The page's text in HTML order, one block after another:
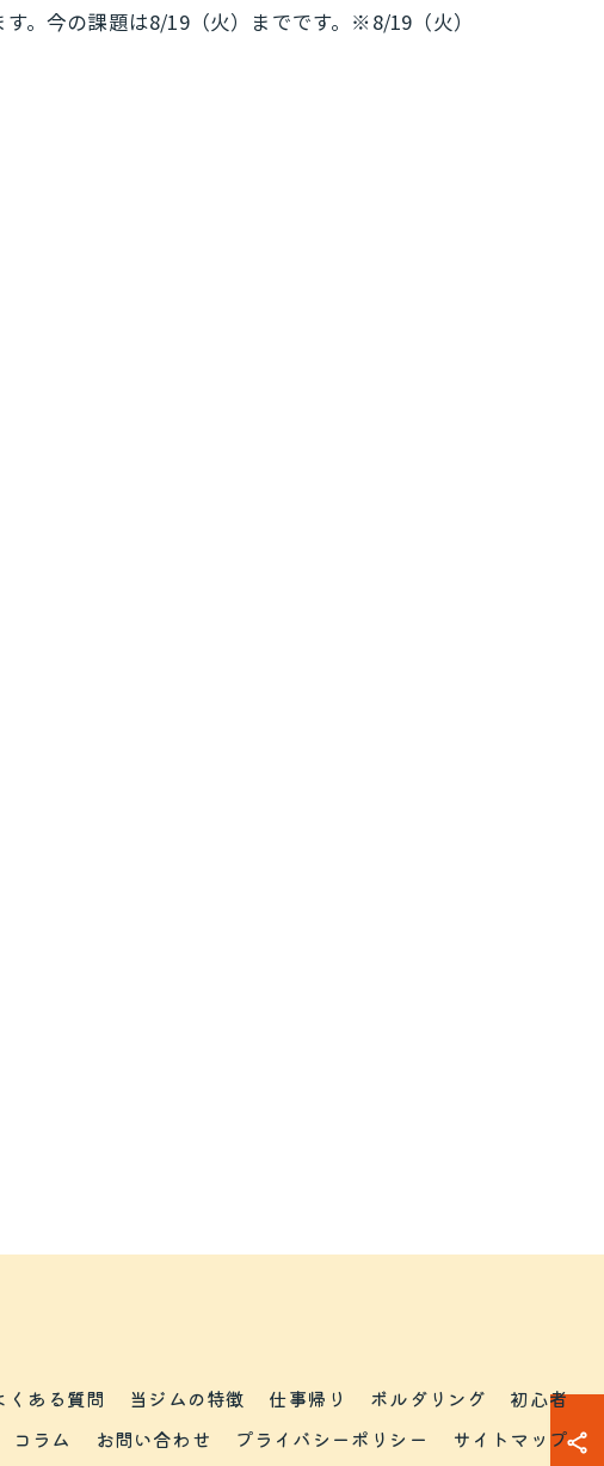
。今の課題は8/19（火）までです。※8/19（火）
くある質問 当ジムの特徴 仕事帰り ボルダリング
初心者
コラム お問い合わせ プライバシーポリシー サイトマップ